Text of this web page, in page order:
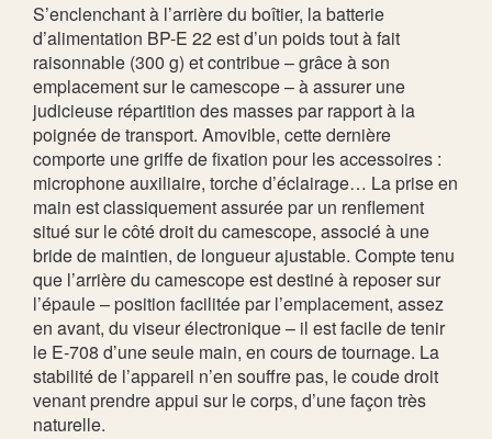
S’enclenchant à l’arrière du boîtier, la batterie
d’alimentation BP-E 22 est d’un poids tout à fait
raisonnable (300 g) et contribue – grâce à son
emplacement sur le camescope – à assurer une
judicieuse répartition des masses par rapport à la
poignée de transport. Amovible, cette dernière
comporte une griffe de fixation pour les accessoires :
microphone auxiliaire, torche d’éclairage… La prise en
main est classiquement assurée par un renflement
situé sur le côté droit du camescope, associé à une
bride de maintien, de longueur ajustable. Compte tenu
que l’arrière du camescope est destiné à reposer sur
l’épaule – position facilitée par l’emplacement, assez
en avant, du viseur électronique – il est facile de tenir
le E-708 d’une seule main, en cours de tournage. La
stabilité de l’appareil n’en souffre pas, le coude droit
venant prendre appui sur le corps, d’une façon très
naturelle.